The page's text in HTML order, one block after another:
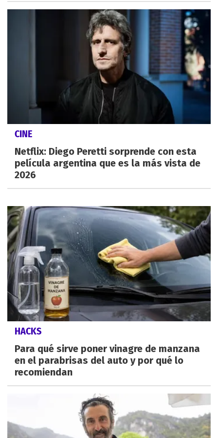
CINE
Netflix: Diego Peretti sorprende con esta
película argentina que es la más vista de
2026
HACKS
Para qué sirve poner vinagre de manzana
en el parabrisas del auto y por qué lo
recomiendan